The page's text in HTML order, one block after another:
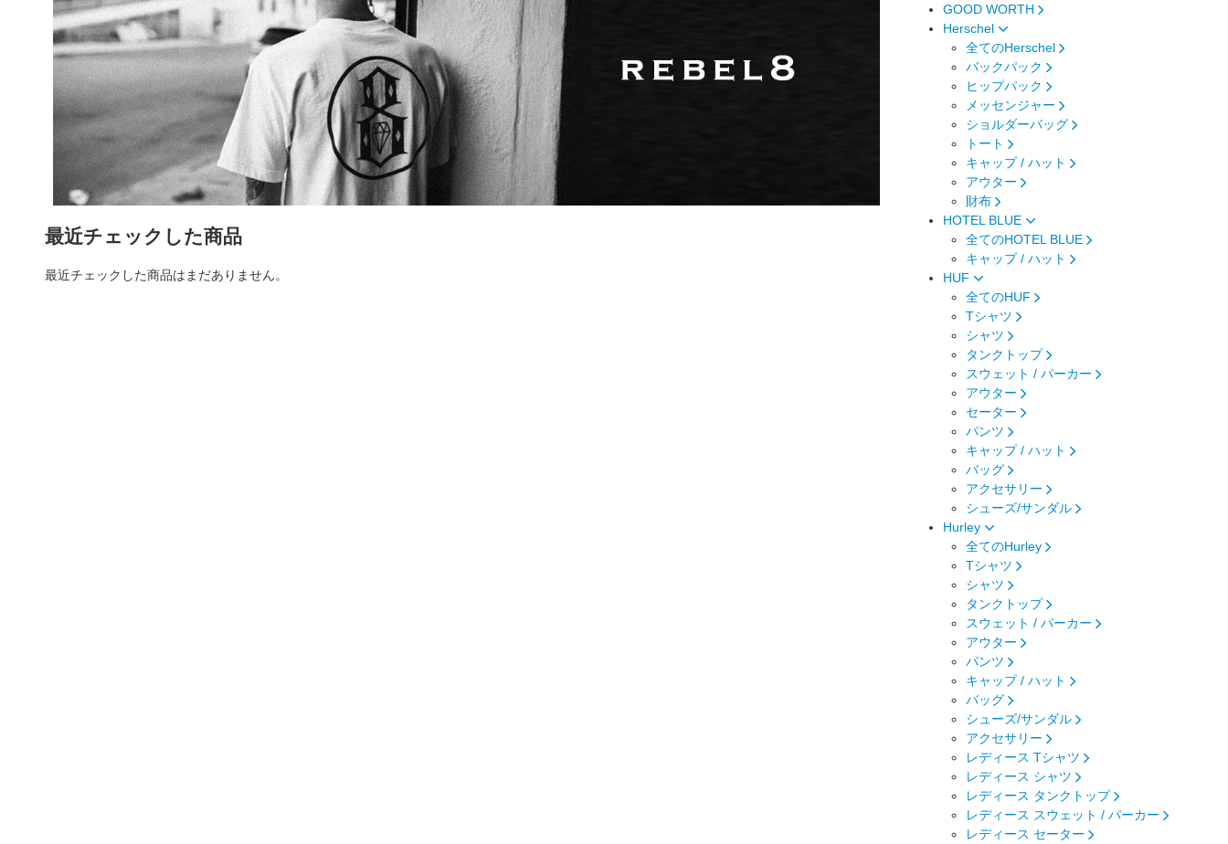
最近チェックした商品
最近チェックした商品はまだありません。
GOOD WORTH
Herschel
全てのHerschel
バックパック
ヒップパック
メッセンジャー
ショルダーバッグ
トート
キャップ / ハット
アウター
財布
HOTEL BLUE
全てのHOTEL BLUE
キャップ / ハット
HUF
全てのHUF
Tシャツ
シャツ
タンクトップ
スウェット / パーカー
アウター
セーター
パンツ
キャップ / ハット
バッグ
アクセサリー
シューズ/サンダル
Hurley
全てのHurley
Tシャツ
シャツ
タンクトップ
スウェット / パーカー
アウター
パンツ
キャップ / ハット
バッグ
シューズ/サンダル
アクセサリー
レディース Tシャツ
レディース シャツ
レディース タンクトップ
レディース スウェット / パーカー
レディース セーター